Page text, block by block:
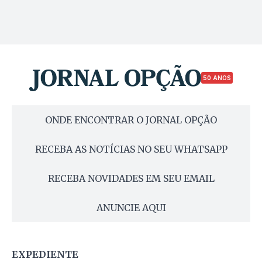
50 ANOS
ONDE ENCONTRAR O JORNAL OPÇÃO
RECEBA AS NOTÍCIAS NO SEU WHATSAPP
RECEBA NOVIDADES EM SEU EMAIL
ANUNCIE AQUI
EXPEDIENTE